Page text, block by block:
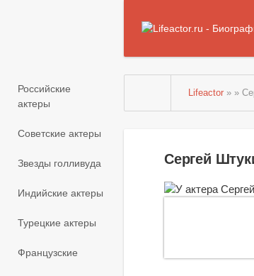
Российские
актеры
Советские актеры
Звезды голливуда
Индийские актеры
Турецкие актеры
Французские
Lifeactor » »
Сергей